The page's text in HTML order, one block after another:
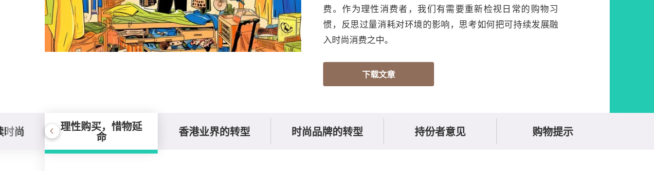
费。作为理性消费者，我们有需要重新检视日常的购物习
惯，反思过量消耗对环境的影响，思考如何把可持续发展融
入时尚消费之中。
下载文章
时尚 理性购买，惜物延
命 香港业界的转型 时尚品牌的转型 持份者意见 购物提示
理性购买，惜物延命